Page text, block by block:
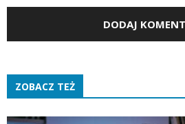
ZOBACZ TEŻ